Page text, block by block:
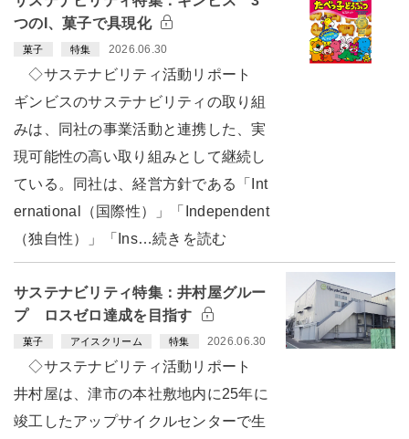
つのI、菓子で具現化
菓子 特集 2026.06.30
◇サステナビリティ活動リポート
ギンビスのサステナビリティの取り組
みは、同社の事業活動と連携した、実
現可能性の高い取り組みとして継続し
ている。同社は、経営方針である「Int
ernational（国際性）」「Independent
（独自性）」「Ins…続きを読む
サステナビリティ特集：井村屋グルー
プ ロスゼロ達成を目指す
菓子 アイスクリーム 特集 2026.06.30
◇サステナビリティ活動リポート
井村屋は、津市の本社敷地内に25年に
竣工したアップサイクルセンターで生